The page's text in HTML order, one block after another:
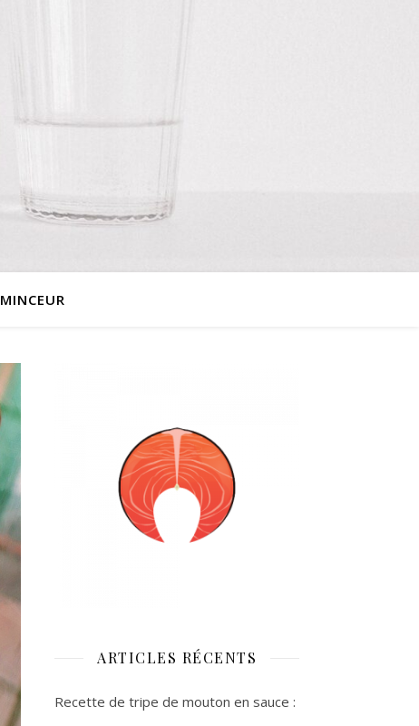
MINCEUR
ARTICLES RÉCENTS
Recette de tripe de mouton en sauce :